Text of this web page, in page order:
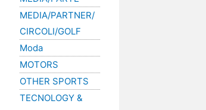
MEDIA/PARTNER/
CIRCOLI/GOLF
Moda
MOTORS
OTHER SPORTS
TECNOLOGY &